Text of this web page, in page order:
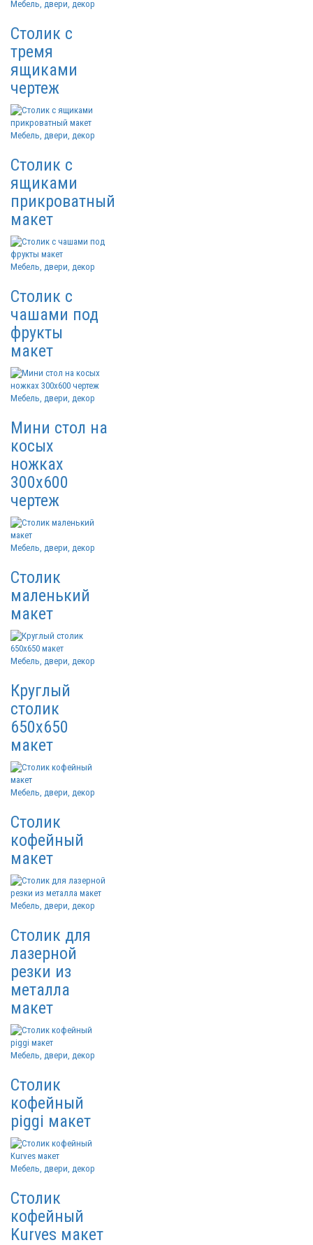
Мебель, двери, декор
Столик с
тремя
ящиками
чертеж
Мебель, двери, декор
Столик с
ящиками
прикроватный
макет
Мебель, двери, декор
Столик с
чашами под
фрукты
макет
Мебель, двери, декор
Мини стол на
косых
ножках
300х600
чертеж
Мебель, двери, декор
Столик
маленький
макет
Мебель, двери, декор
Круглый
столик
650х650
макет
Мебель, двери, декор
Столик
кофейный
макет
Мебель, двери, декор
Столик для
лазерной
резки из
металла
макет
Мебель, двери, декор
Столик
кофейный
piggi макет
Мебель, двери, декор
Столик
кофейный
Kurves макет